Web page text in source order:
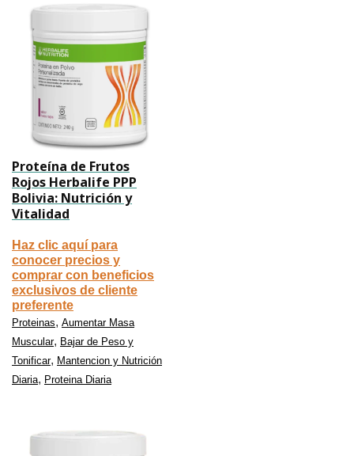
Proteína de Frutos
Rojos Herbalife PPP
Bolivia: Nutrición y
Vitalidad
Haz clic aquí para
conocer precios y
comprar con beneficios
exclusivos de cliente
preferente
Proteinas, Aumentar Masa
Muscular, Bajar de Peso y
Tonificar, Mantencion y Nutrición
Diaria, Proteina Diaria